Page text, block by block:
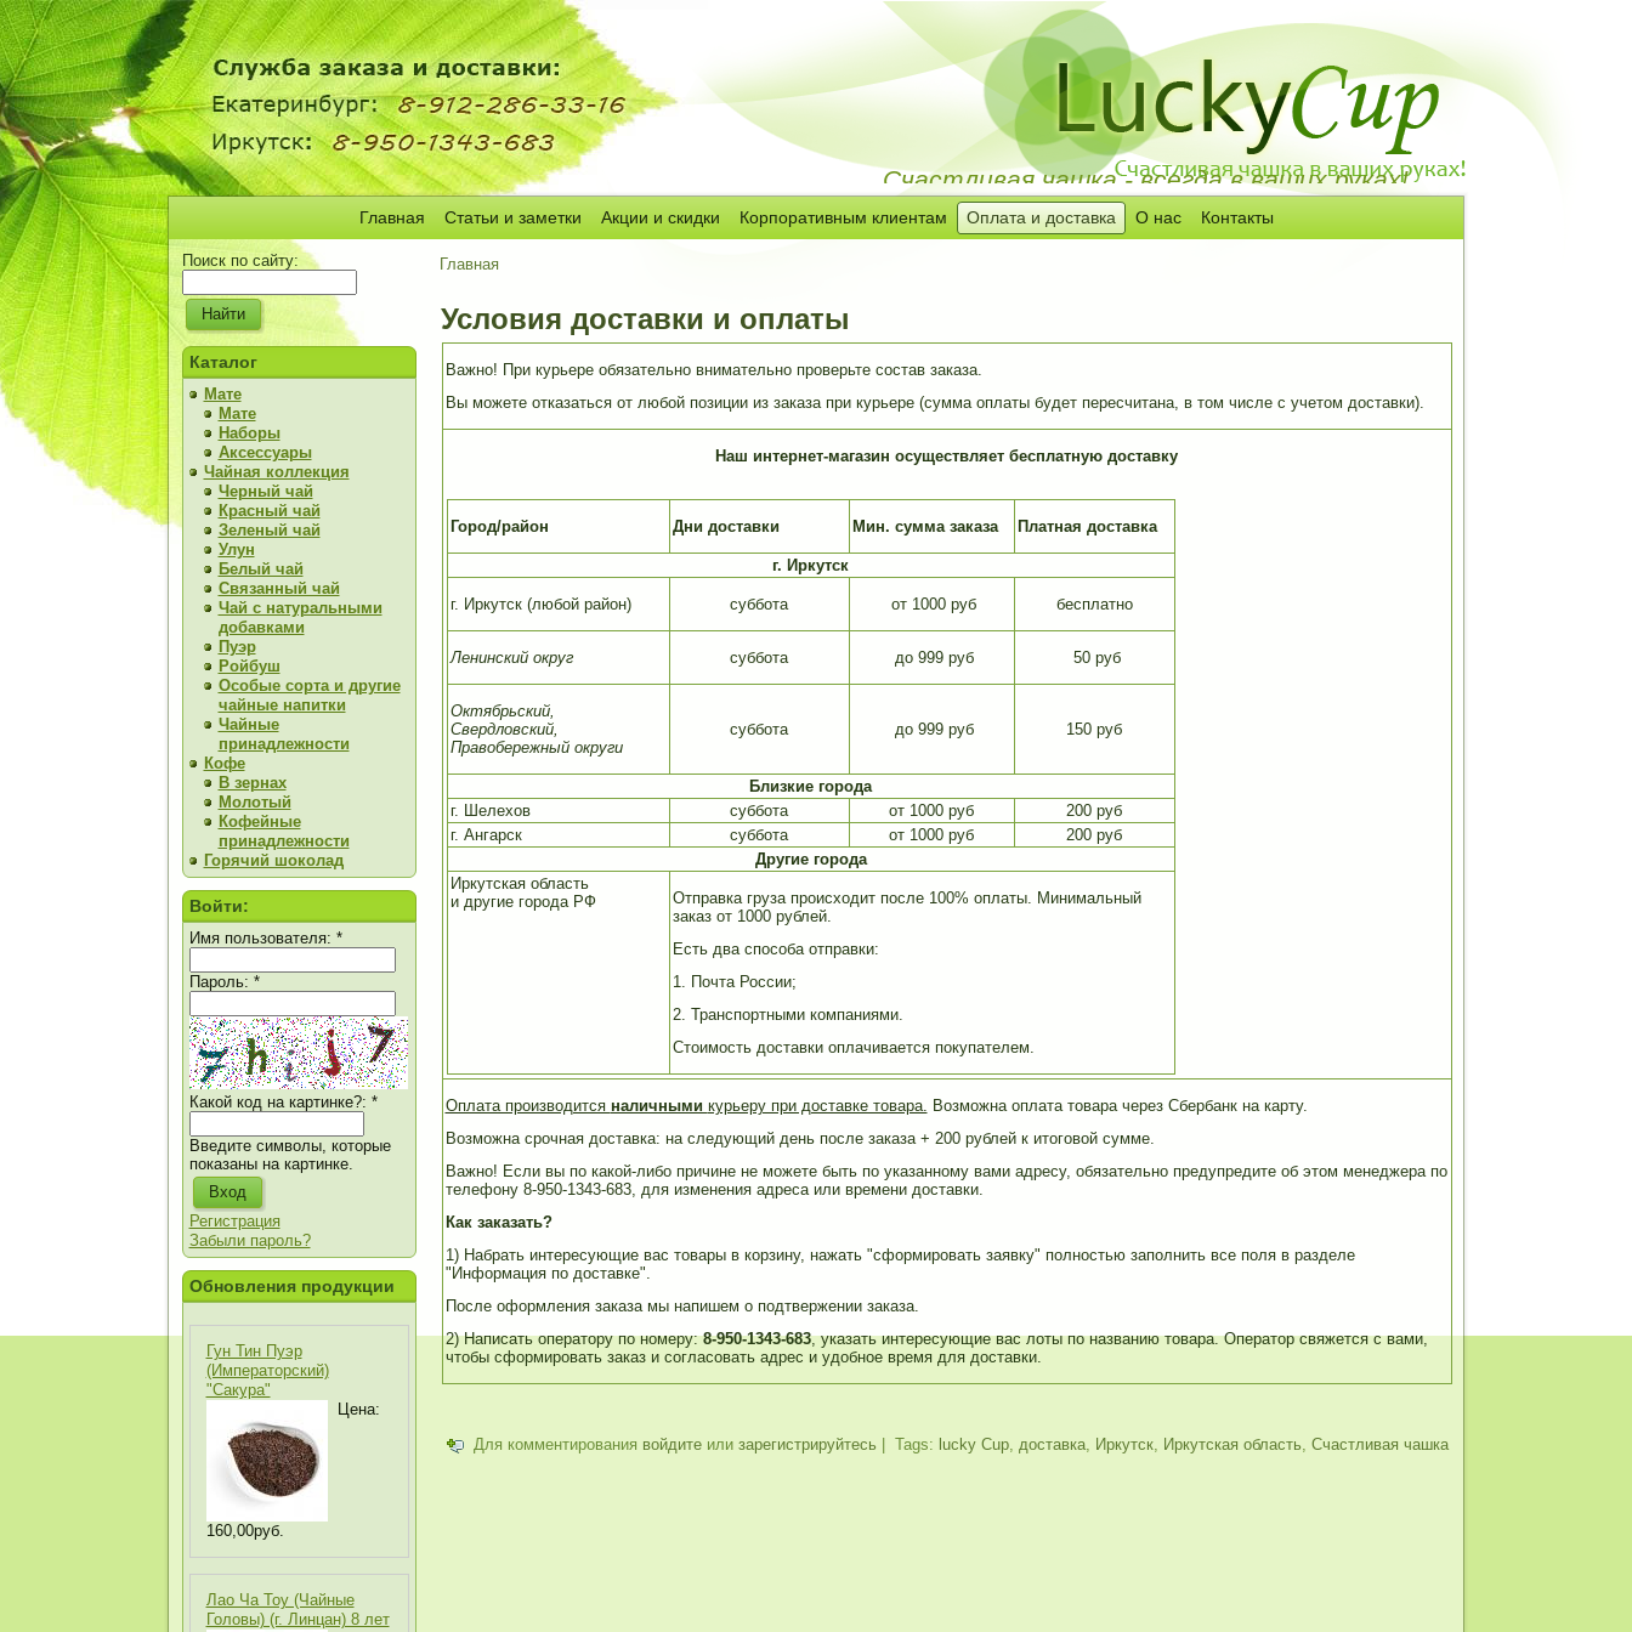
Счастливая чашка - всегда в ваших руках!
Главная Статьи и заметки Акции и скидки Корпоративным клиентам Оплата и доставка О нас Контакты
Поиск по сайту:
Каталог
Мате
Мате
Наборы
Аксессуары
Чайная коллекция
Черный чай
Красный чай
Зеленый чай
Улун
Белый чай
Связанный чай
Чай с натуральными
добавками
Пуэр
Ройбуш
Особые сорта и другие
чайные напитки
Чайные
принадлежности
Кофе
В зернах
Молотый
Кофейные
принадлежности
Горячий шоколад
Войти:
Имя пользователя: *
Пароль: *
Какой код на картинке?: *
Введите символы, которые
показаны на картинке.
Регистрация
Забыли пароль?
Обновления продукции
Гун Тин Пуэр
(Императорский)
"Сакура"
Цена:
160,00руб.
Лао Ча Тоу (Чайные
Головы) (г. Линцан) 8 лет
Главная
Условия доставки и оплаты
Важно! При курьере обязательно внимательно проверьте состав заказа.
Вы можете отказаться от любой позиции из заказа при курьере (сумма оплаты будет пересчитана, в том числе с учетом доставки).
Наш интернет-магазин осуществляет бесплатную доставку
Город/район Дни доставки Мин. сумма заказа Платная доставка
г. Иркутск
г. Иркутск (любой район) суббота от 1000 руб бесплатно
Ленинский округ суббота до 999 руб 50 руб
Октябрьский,
Свердловский,
Правобережный округи
суббота до 999 руб 150 руб
Близкие города
г. Шелехов
суббота от 1000 руб
200 руб
г. Ангарск
суббота от 1000 руб
200 руб
Другие города
Иркутская область
и другие города РФ
Отправка груза происходит после 100% оплаты. Минимальный
заказ от 1000 рублей.
Есть два способа отправки:
1. Почта России;
2. Транспортными компаниями.
Стоимость доставки оплачивается покупателем.
Оплата производится наличными курьеру при доставке товара. Возможна оплата товара через Сбербанк на карту.
Возможна срочная доставка: на следующий день после заказа + 200 рублей к итоговой сумме.
Важно! Если вы по какой-либо причине не можете быть по указанному вами адресу, обязательно предупредите об этом менеджера по
телефону 8-950-1343-683, для изменения адреса или времени доставки.
Как заказать?
1) Набрать интересующие вас товары в корзину, нажать "сформировать заявку" полностью заполнить все поля в разделе
"Информация по доставке".
После оформления заказа мы напишем о подтвержении заказа.
2) Написать оператору по номеру:8-950-1343-683, указать интересующие вас лоты по названию товара. Оператор свяжется с вами,
чтобы сформировать заказ и согласовать адрес и удобное время для доставки.
Для комментирования войдитеили зарегистрируйтесь | Tags: lucky Cup, доставка, Иркутск, Иркутская область, Счастливая чашка